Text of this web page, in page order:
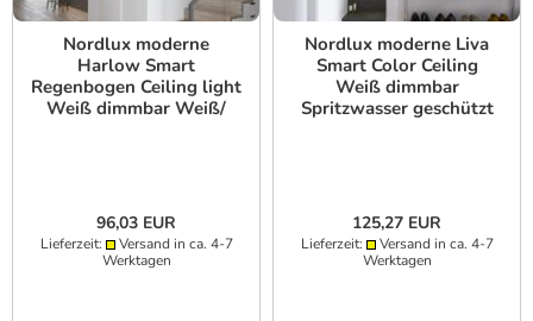
Nordlux moderne
Harlow Smart
Regenbogen Ceiling light
Weiß dimmbar Weiß/
96,03 EUR
Lieferzeit:
Versand in ca. 4-7
Werktagen
Nordlux moderne Liva
Smart Color Ceiling
Weiß dimmbar
Spritzwasser geschützt
125,27 EUR
Lieferzeit:
Versand in ca. 4-7
Werktagen